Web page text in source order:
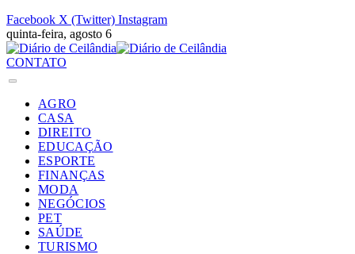
Facebook X (Twitter) Instagram
quinta-feira, agosto 6
CONTATO
AGRO
CASA
DIREITO
EDUCAÇÃO
ESPORTE
FINANÇAS
MODA
NEGÓCIOS
PET
SAÚDE
TURISMO